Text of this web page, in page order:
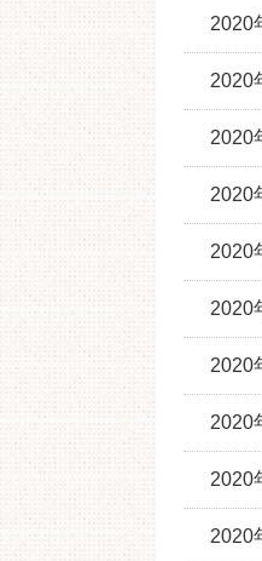
2020
2020
2020
2020
2020
2020
2020
2020
2020
2020